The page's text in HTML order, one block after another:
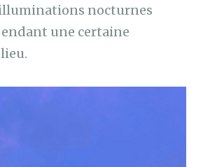
illuminations nocturnes
une certaine